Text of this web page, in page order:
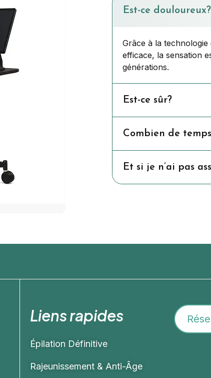
Est-ce douloureux?
Grâce à la
efficace, la sensation
générations.
Est-ce sûr?
Combien de
Et si je n’ai pas
Liens rapides
Épilation Définitive
Rajeunissement & Anti-Âge